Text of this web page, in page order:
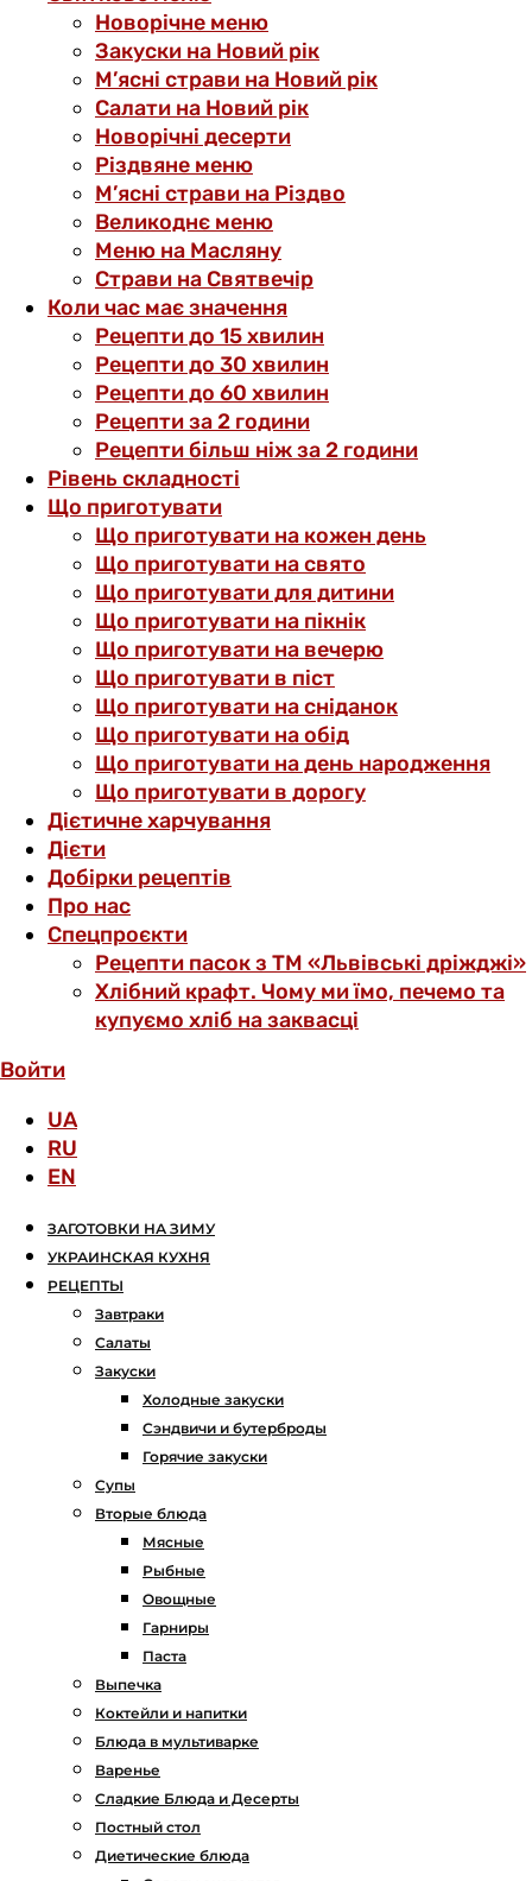
Новорічне меню
Закуски на Новий рік
М’ясні страви на Новий рік
Салати на Новий рік
Новорічні десерти
Різдвяне меню
М’ясні страви на Різдво
Великоднє меню
Меню на Масляну
Страви на Святвечір
Коли час має значення
Рецепти до 15 хвилин
Рецепти до 30 хвилин
Рецепти до 60 хвилин
Рецепти за 2 години
Рецепти більш ніж за 2 години
Рівень складності
Що приготувати
Що приготувати на кожен день
Що приготувати на свято
Що приготувати для дитини
Що приготувати на пікнік
Що приготувати на вечерю
Що приготувати в піст
Що приготувати на сніданок
Що приготувати на обід
Що приготувати на день народження
Що приготувати в дорогу
Дієтичне харчування
Дієти
Добірки рецептів
Про нас
Спецпроєкти
Рецепти пасок з ТМ «Львівські дріжджі»
Хлібний крафт. Чому ми їмо, печемо та
купуємо хліб на заквасці
Войти
UA
RU
EN
ЗАГОТОВКИ НА ЗИМУ
УКРАИНСКАЯ КУХНЯ
РЕЦЕПТЫ
Завтраки
Салаты
Закуски
Холодные закуски
Сэндвичи и бутерброды
Горячие закуски
Супы
Вторые блюда
Мясные
Рыбные
Овощные
Гарниры
Паста
Выпечка
Коктейли и напитки
Блюда в мультиварке
Варенье
Сладкие Блюда и Десерты
Постный стол
Диетические блюда